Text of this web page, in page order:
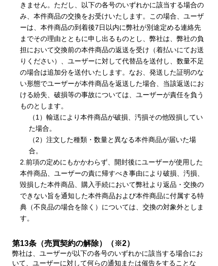
きません。ただし、以下の各号のいずれかに該当する場合の
み、本件商品の交換をお受けいたします。この場合、ユーザ
ーは、本件商品の到着後7日以内に弊社が別途定める連絡先
までその理由とともに申し出るものとし、弊社は、弊社の負
担において交換前の本件商品の返送を受け（着払いにてお送
りください）、ユーザーに対して代替品を送付し、数量不足
の場合は追加分を送付いたします。なお、発送した証明のな
い形態でユーザーが本件商品を返送した場合、当該返送にお
ける紛失、破損等の事故については、ユーザーが責任を負う
ものとします。
（1）輸送により本件商品が破損、汚損その他毀損してい
た場合。
（2）注文した種類・数量と異なる本件商品が届いた場
合。
2.前項の定めにもかかわらず、開封後にユーザーが使用した
本件商品、ユーザーの責に帰すべき事由により破損、汚損、
毀損した本件商品、購入手続において弊社より返品・交換の
できない旨を通知した本件商品および本件商品に付属する特
典（不良品の場合を除く）については、交換の対象外としま
す。
第13条（売買契約の解除）（※2）
弊社は、ユーザーが以下の各号のいずれかに該当する場合にお
いて、ユーザーに対して何らの通知または催告をすることな